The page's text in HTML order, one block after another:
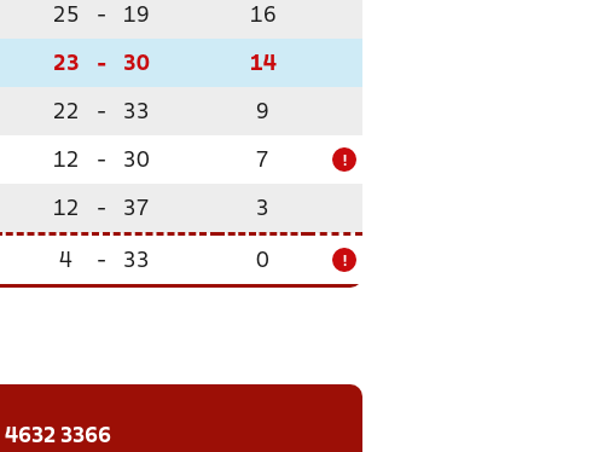
25 - 19 16
23 - 30 14
22 - 33 9
12 - 30 7 !
12 - 37 3
4 - 33 0 !
4632 3366